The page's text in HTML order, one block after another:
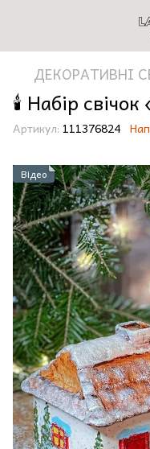
ДЕКОРАТИВНІ
🕯️ Набір
Артикул: 111376824
Відео